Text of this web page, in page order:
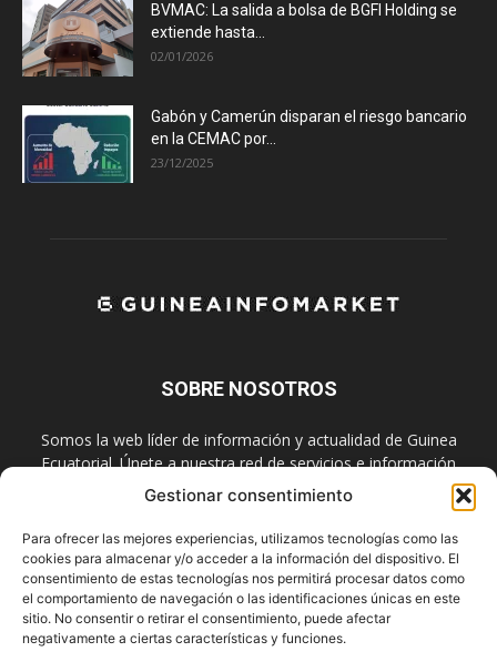
Gestionar consentimiento
Para ofrecer las mejores experiencias, utilizamos tecnologías como las
cookies para almacenar y/o acceder a la información del dispositivo. El
consentimiento de estas tecnologías nos permitirá procesar datos como
el comportamiento de navegación o las identificaciones únicas en este
sitio. No consentir o retirar el consentimiento, puede afectar
negativamente a ciertas características y funciones.
BVMAC: La salida a bolsa de BGFI Holding se
extiende hasta...
02/01/2026
Gabón y Camerún disparan el riesgo bancario
en la CEMAC por...
23/12/2025
SOBRE NOSOTROS
Somos la web líder de información y actualidad de Guinea
Ecuatorial. Únete a nuestra red de servicios e información
digital también en las redes sociales.
Contáctanos:info@guineainfomarket.com
SÍGUENOS